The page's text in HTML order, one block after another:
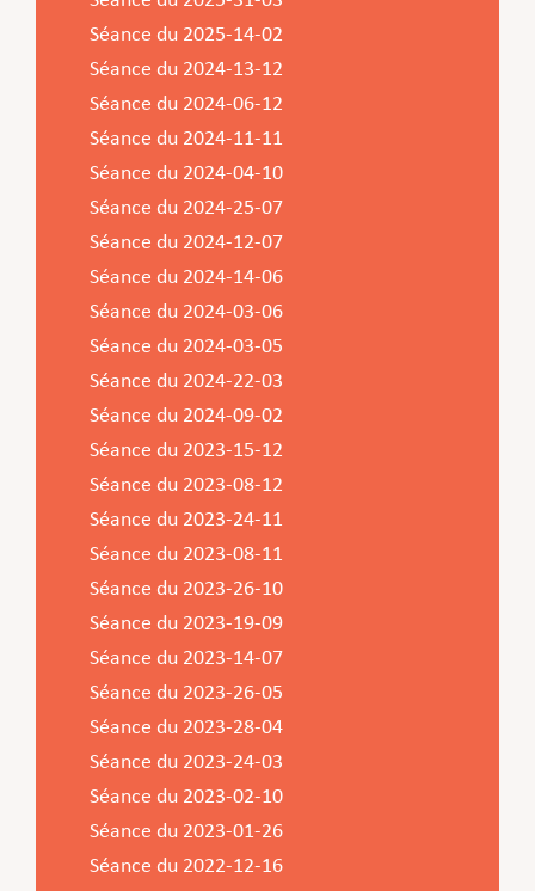
Musée municipal
Service national de la jeunesse (SNJ) – Antenne
locale
Subsides et aides en matière d’environnement
Zones 20 & 30
Sentier narratif (Lauschterwee)
Urban Garden NeiSchmelz
Vergers publics
PAG (Plan d’Aménagement Général)
PAP QE (Plan d’Aménagement Particulier « Quartiers
Existants »)
PAP NQ (Plan d’Aménagement Particulier « Nouveau
Quartier »)
PAP approuvés
PAP NQ en cours de procédure
PAG/PAP QE – Modifications ponctuelles
PAG
PAP NQ
Projet NeiSchmelz
Projets à venir
Séance du 2025-14-02
Séance du 2024-13-12
Séance du 2024-06-12
Séance du 2024-11-11
Séance du 2024-04-10
Séance du 2024-25-07
Séance du 2024-12-07
Séance du 2024-14-06
Séance du 2024-03-06
Séance du 2024-03-05
Séance du 2024-22-03
Séance du 2024-09-02
Séance du 2023-15-12
Séance du 2023-08-12
Séance du 2023-24-11
Séance du 2023-08-11
Séance du 2023-26-10
Séance du 2023-19-09
Séance du 2023-14-07
Séance du 2023-26-05
Séance du 2023-28-04
Séance du 2023-24-03
Séance du 2023-02-10
Séance du 2023-01-26
Séance du 2022-12-16